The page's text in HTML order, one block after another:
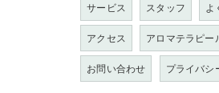
サービス スタッフ よ
アクセス アロマテラピー
お問い合わせ プライバシ